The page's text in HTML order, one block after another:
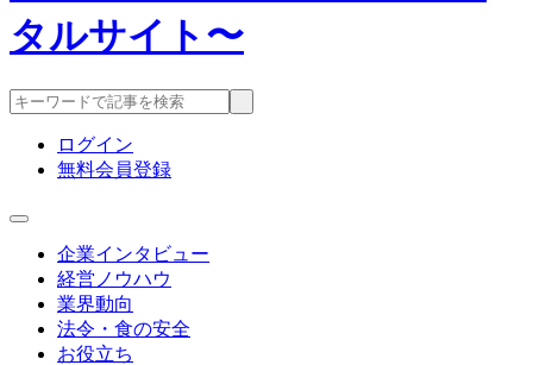
ログイン
無料会員登録
企業インタビュー
経営ノウハウ
業界動向
法令・食の安全
お役立ち